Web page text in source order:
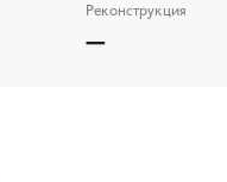
Реконструкция
—